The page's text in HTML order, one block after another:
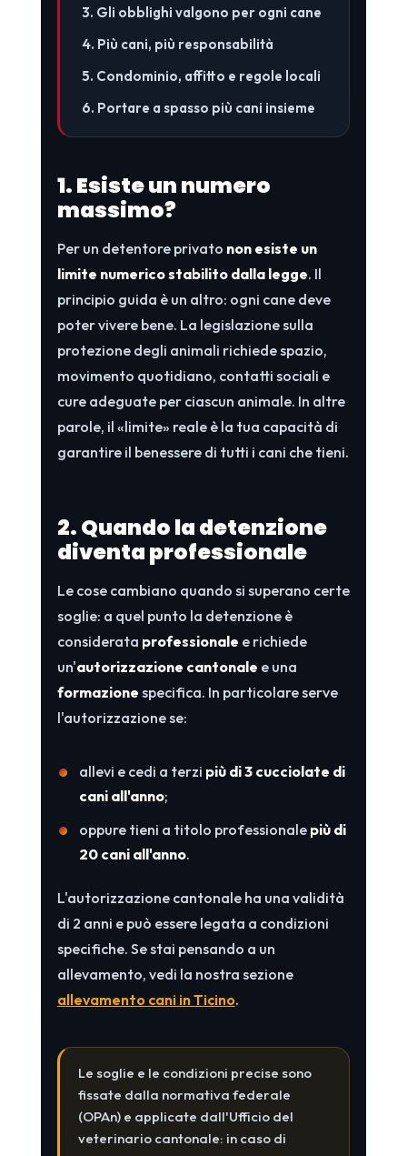
3. Gli obblighi valgono per ogni cane
4. Più cani, più responsabilità
5. Condominio, affitto e regole locali
6. Portare a spasso più cani insieme
1. Esiste un numero
massimo?
Per un detentore privato non esiste un
limite numerico stabilito dalla legge. Il
principio guida è un altro: ogni cane deve
poter vivere bene. La legislazione sulla
protezione degli animali richiede spazio,
movimento quotidiano, contatti sociali e
cure adeguate per ciascun animale. In altre
parole, il «limite» reale è la tua capacità di
garantire il benessere di tutti i cani che tieni.
2. Quando la detenzione
diventa professionale
Le cose cambiano quando si superano certe
soglie: a quel punto la detenzione è
considerata professionale e richiede
un'autorizzazione cantonale e una
formazione specifica. In particolare serve
l'autorizzazione se:
allevi e cedi a terzi più di 3 cucciolate di
cani all'anno;
oppure tieni a titolo professionale più di
20 cani all'anno.
L'autorizzazione cantonale ha una validità
di 2 anni e può essere legata a condizioni
specifiche. Se stai pensando a un
allevamento, vedi la nostra sezione
allevamento cani in Ticino.
Le soglie e le condizioni precise sono
fissate dalla normativa federale
(OPAn) e applicate dall'Ufficio del
veterinario cantonale: in caso di